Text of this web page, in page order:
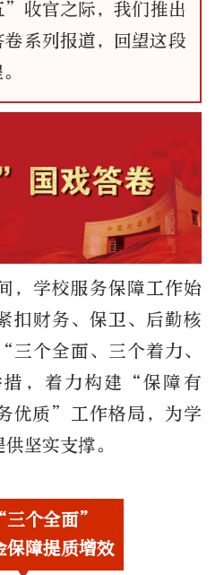
收官之际，我们推出
系列报道，回望这段
，学校服务保障工作始
扣财务、保卫、后勤核
个全面、三个着力、
，着力构建“保障有
优质”工作格局，为学
坚实支撑。
个全面”
保障提质增效